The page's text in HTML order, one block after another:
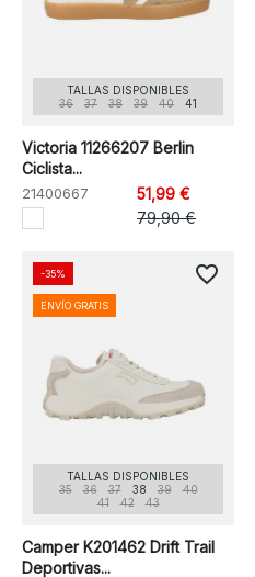
TALLAS DISPONIBLES
36
37 38 39 40 41
Victoria 11266207 Berlin
Ciclista...
21400667
51,99 €
79,90 €
TALLAS DISPONIBLES
35
36 37 38 39
40
41
42 43
Camper K201462 Drift Trail
Deportivas...
-35%
ENVÍO GRATIS
favorite_border